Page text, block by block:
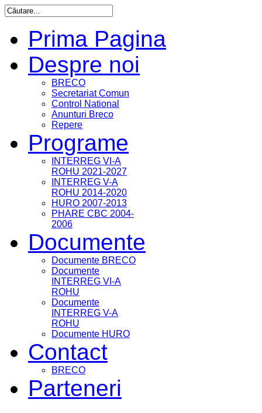
Prima Pagina
Despre noi
BRECO
Secretariat Comun
Control National
Anunturi Breco
Repere
Programe
INTERREG VI-A
ROHU 2021-2027
INTERREG V-A
ROHU 2014-2020
HURO 2007-2013
PHARE CBC 2004-
2006
Documente
Documente BRECO
Documente
INTERREG VI-A
ROHU
Documente
INTERREG V-A
ROHU
Documente HURO
Contact
BRECO
Parteneri